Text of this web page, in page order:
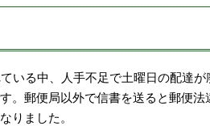
いる中、人手不足で土曜日の配達
。郵便局以外で信書を送ると郵便
りました。